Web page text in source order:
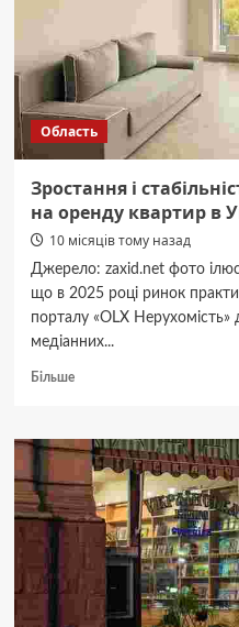
спортзалом
за
38
мільйонів
гривень
Область
Зростання і
на оренду квартир в
10 місяців тому назад
Джерело: zaxid.net фото
що в 2025 році ринок
порталу «OLX Нерухомість»
медіанних...
БільшеДокладніше
і
стабільність:
як
змінились
ціни
оренду